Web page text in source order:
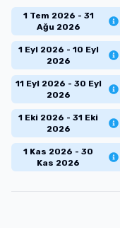
1 Tem 2026 - 31
Ağu 2026
1 Eyl 2026 - 10 Eyl
2026
11 Eyl 2026 - 30 Eyl
2026
1 Eki 2026 - 31 Eki
2026
1 Kas 2026 - 30
Kas 2026